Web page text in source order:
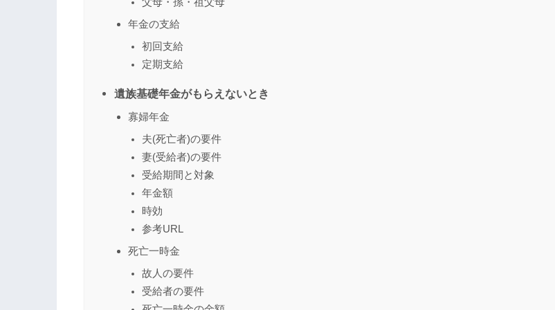
年金の支給
初回支給
定期支給
遺族基礎年金がもらえないとき
寡婦年金
夫(死亡者)の要件
妻(受給者)の要件
受給期間と対象
年金額
時効
参考URL
死亡一時金
故人の要件
受給者の要件